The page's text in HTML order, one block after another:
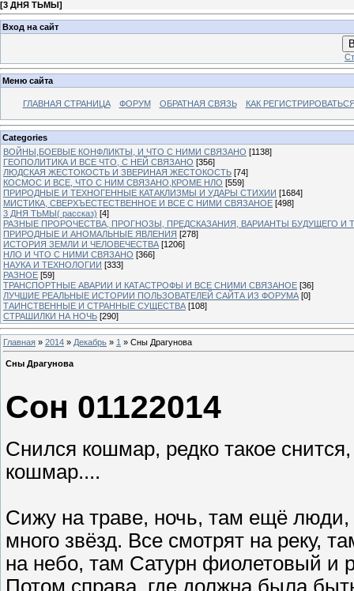
[3 ДНЯ ТЬМЫ]
Вход на сайт
Меню сайта
ГЛАВНАЯ СТРАНИЦА ФОРУМ ОБРАТНАЯ СВЯЗЬ КАК
Categories
ВОЙНЫ,БОЕВЫЕ КОНФЛИКТЫ, И ЧТО С НИМИ СВЯЗАНО [1138]
ГЕОПОЛИТИКА И ВСЕ ЧТО, С НЕЙ СВЯЗАНО [356]
ЛЮДСКАЯ ЖЕСТОКОСТЬ И ЗВЕРИНАЯ ЖЕСТОКОСТЬ [74]
КОСМОС И ВСЕ, ЧТО С НИМ СВЯЗАНО,КРОМЕ НЛО [559]
ПРИРОДНЫЕ И ТЕХНОГЕННЫЕ КАТАКЛИЗМЫ И УДАРЫ СТИХИИ [1684]
МИСТИКА, СВЕРХЪЕСТЕСТВЕННОЕ И ВСЕ С НИМИ СВЯЗАНОЕ [498]
3 ДНЯ ТЬМЫ( рассказ) [4]
РАЗНЫЕ ПРОРОЧЕСТВА, ПРОГНОЗЫ, ПРЕДСКАЗАНИЯ, ВАРИАНТЫ БУДУЩЕГО И
ПРИРОДНЫЕ И АНОМАЛЬНЫЕ ЯВЛЕНИЯ [278]
ИСТОРИЯ ЗЕМЛИ И ЧЕЛОВЕЧЕСТВА [1206]
НЛО И ЧТО С НИМИ СВЯЗАНО [366]
НАУКА И ТЕХНОЛОГИИ [333]
РАЗНОЕ [59]
ТРАНСПОРТНЫЕ АВАРИИ И КАТАСТРОФЫ И ВСЕ СНИМИ СВЯЗАНОЕ [36]
ЛУЧШИЕ РЕАЛЬНЫЕ ИСТОРИИ ПОЛЬЗОВАТЕЛЕЙ САЙТА ИЗ ФОРУМА [0]
ТАИНСТВЕННЫЕ И СТРАННЫЕ СУЩЕСТВА [108]
СТРАШИЛКИ НА НОЧЬ [290]
Главная » 2014 » Декабрь » 1 » Сны Драгунова
Сны Драгунова
Сон 01122014
Снился кошмар, редко такое
кошмар....
Сижу на траве, ночь, там ещё
много звёзд. Все смотрят на реку,
на небо, там Сатурн фиолетовый и
Потом справа, где должна была